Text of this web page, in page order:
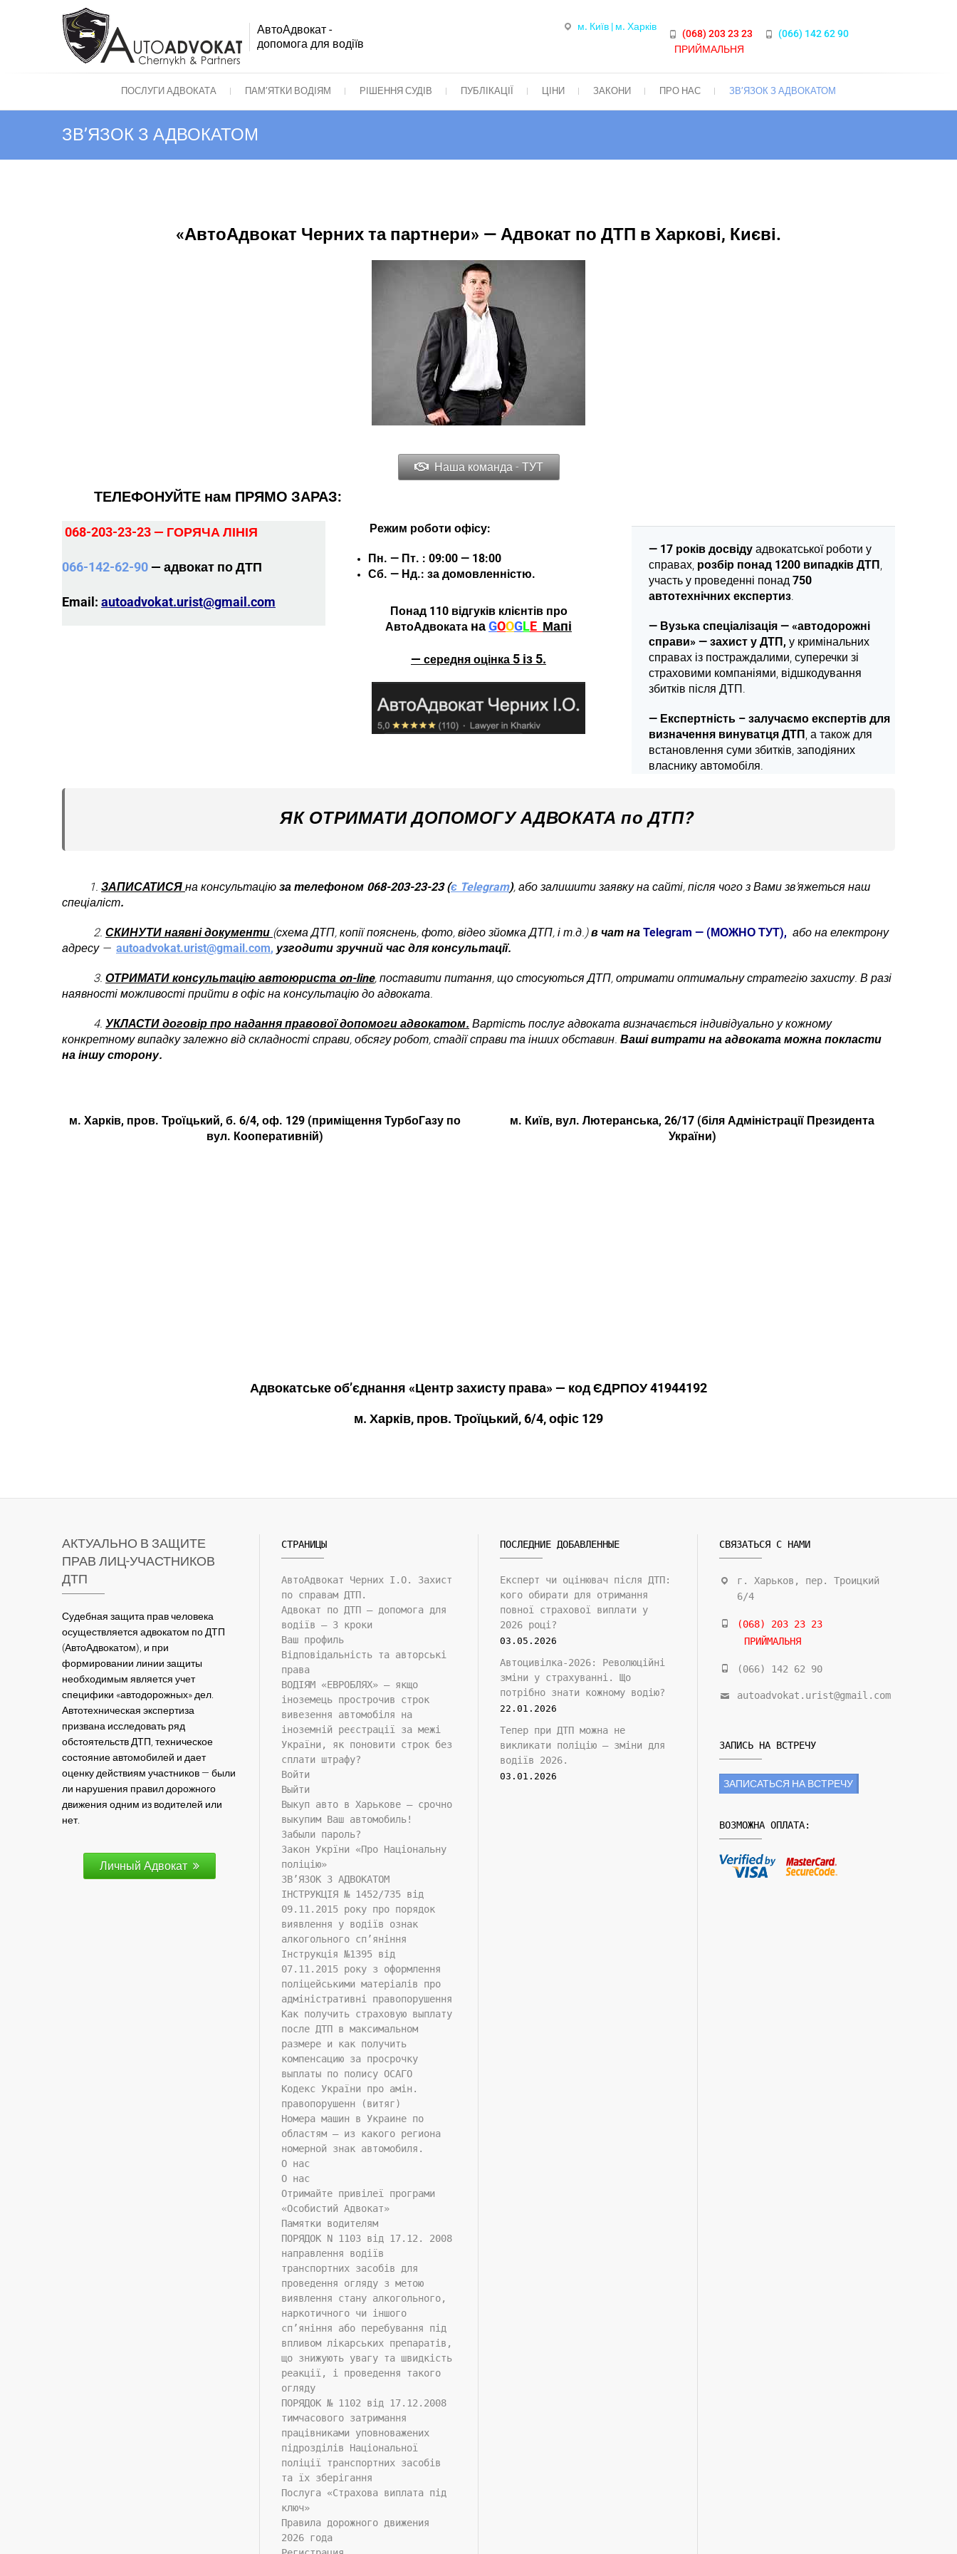
АвтоАдвокат -
допомога для водіїв
м. Київ | м. Харків
(068) 203 23 23
ПРИЙМАЛЬНЯ
(066) 142 62 90
ПОСЛУГИ АДВОКАТА ПАМ’ЯТКИ ВОДІЯМ РІШЕННЯ СУДІВ ПУБЛІКАЦІЇ ЦІНИ ЗАКОНИ ПРО НАС ЗВ’ЯЗОК З АДВОКАТОМ
ЗВ’ЯЗОК З АДВОКАТОМ
«АвтоАдвокат Черних та партнери» — Адвокат по ДТП в Харкові, Києві.
Наша команда - ТУТ
ТЕЛЕФОНУЙТЕ нам ПРЯМО ЗАРАЗ:
068-203-23-23 — ГОРЯЧА ЛІНІЯ
066-142-62-90 — адвокат по ДТП
Email: autoadvokat.urist@gmail.com
Режим роботи офісу:
Пн. — Пт. : 09:00 — 18:00
Сб. — Нд.: за домовленністю.
Понад 110 відгуків клієнтів про
АвтоАдвоката наGOOGLE Мапі
— середня оцінка 5 із 5.
— 17 років досвіду адвокатської роботи у
справах, розбір понад 1200 випадків ДТП,
участь у проведенні понад 750
автотехнічних експертиз.
— Вузька спеціалізація — «автодорожні
справи» — захист у ДТП, у кримінальних
справах із постраждалими, суперечки зі
страховими компаніями, відшкодування
збитків після ДТП.
— Експертність – залучаємо експертів для
визначення винуватця ДТП, а також для
встановлення суми збитків, заподіяних
власнику автомобіля.
ЯК ОТРИМАТИ ДОПОМОГУ АДВОКАТА по ДТП?
1. ЗАПИСАТИСЯ на консультацію за телефоном 068-203-23-23 (є Telegram), або залишити заявку на сайті, після чого з Вами зв’яжеться наш
спеціаліст.
2. СКИНУТИ наявні документи (схема ДТП, копії пояснень, фото, відео зйомка ДТП, і т.д.) в чат на Telegram — (МОЖНО ТУТ), або на електрону
адресу — autoadvokat.urist@gmail.com, узгодити зручний час для консультації.
3. ОТРИМАТИ консультацію автоюриста on-line, поставити питання, що стосуються ДТП, отримати оптимальну стратегію захисту. В разі
наявності можливості прийти в офіс на консультацію до адвоката.
4. УКЛАСТИ договір про надання правової допомоги адвокатом. Вартість послуг адвоката визначається індивідуально у кожному
конкретному випадку залежно від складності справи, обсягу робот, стадії справи та інших обставин. Ваші витрати на адвоката можна покласти
на іншу сторону.
м. Харків, пров. Троїцький, б. 6/4, оф. 129 (приміщення ТурбоГазу по
вул. Кооперативній)
м. Київ, вул. Лютеранська, 26/17 (біля Адміністрації Президента
України)
Адвокатське обʼєднання «Центр захисту права» — код ЄДРПОУ 41944192
м. Харків, пров. Троїцький, 6/4, офіс 129
АКТУАЛЬНО В ЗАЩИТЕ
ПРАВ ЛИЦ-УЧАСТНИКОВ
ДТП
Судебная защита прав человека
осуществляется адвокатом по ДТП
(АвтоАдвокатом), и при
формировании линии защиты
необходимым является учет
специфики «автодорожных» дел.
Автотехническая экспертиза
призвана исследовать ряд
обстоятельств ДТП, техническое
состояние автомобилей и дает
оценку действиям участников — были
ли нарушения правил дорожного
движения одним из водителей или
нет.
Личный Адвокат
СТРАНИЦЫ
АвтоАдвокат Черних І.О. Захист
по справам ДТП.
Адвокат по ДТП — допомога для
водіїв — 3 кроки
Ваш профиль
Відповідальність та авторські
права
ВОДІЯМ «ЕВРОБЛЯХ» — якщо
іноземець прострочив строк
вивезення автомобіля на
іноземній реєстрації за межі
України, як поновити строк без
сплати штрафу?
Войти
Выйти
Выкуп авто в Харькове – срочно
выкупим Ваш автомобиль!
Забыли пароль?
Закон Укрїни «Про Національну
поліцію»
ЗВ’ЯЗОК З АДВОКАТОМ
ІНСТРУКЦІЯ № 1452/735 від
09.11.2015 року про порядок
виявлення у водіїв ознак
алкогольного сп’яніння
Інструкція №1395 від
07.11.2015 року з оформлення
поліцейськими матеріалів про
адміністративні правопорушення
Как получить страховую выплату
после ДТП в максимальном
размере и как получить
компенсацию за просрочку
выплаты по полису ОСАГО
Кодекс України про амін.
правопорушенн (витяг)
Номера машин в Украине по
областям – из какого региона
номерной знак автомобиля.
О нас
О нас
Отримайте привілеї програми
«Особистий Адвокат»
Памятки водителям
ПОРЯДОК N 1103 від 17.12. 2008
направлення водіїв
транспортних засобів для
проведення огляду з метою
виявлення стану алкогольного,
наркотичного чи іншого
сп’яніння або перебування під
впливом лікарських препаратів,
що знижують увагу та швидкість
реакції, і проведення такого
огляду
ПОРЯДОК № 1102 від 17.12.2008
тимчасового затримання
працівниками уповноважених
підрозділів Національної
поліції транспортних засобів
та їх зберігання
Послуга «Страхова виплата під
ключ»
Правила дорожного движения
2026 года
ПОСЛЕДНИЕ ДОБАВЛЕННЫЕ
Експерт чи оцінювач після ДТП:
кого обирати для отримання
повної страхової виплати у
2026 році?
03.05.2026
Автоцивілка-2026: Революційні
зміни у страхуванні. Що
потрібно знати кожному водію?
22.01.2026
Тепер при ДТП можна не
викликати поліцію — зміни для
водіїв 2026.
03.01.2026
СВЯЗАТЬСЯ С НАМИ
г. Харьков, пер. Троицкий
6/4
(068) 203 23 23
ПРИЙМАЛЬНЯ
(066) 142 62 90
autoadvokat.urist@gmail.com
ЗАПИСЬ НА ВСТРЕЧУ
ЗАПИСАТЬСЯ НА ВСТРЕЧУ
ВОЗМОЖНА ОПЛАТА: